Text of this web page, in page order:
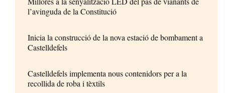
l’avinguda de la Constitució
Inicia la construcció de la nova estació de bombament a
Castelldefels
Castelldefels implementa nous contenidors per a la
recollida de roba i tèxtils